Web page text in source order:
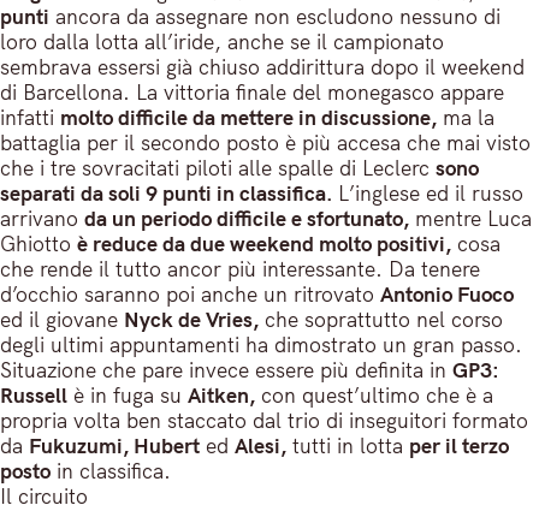
punti ancora da assegnare non escludono nessuno di
loro dalla lotta all’iride, anche se il campionato
sembrava essersi già chiuso addirittura dopo il weekend
di Barcellona. La vittoria finale del monegasco appare
infatti molto difficile da mettere in discussione, ma la
battaglia per il secondo posto è più accesa che mai visto
che i tre sovracitati piloti alle spalle di Leclerc sono
separati da soli 9 punti in classifica. L’inglese ed il russo
arrivano da un periodo difficile e sfortunato, mentre Luca
Ghiotto è reduce da due weekend molto positivi, cosa
che rende il tutto ancor più interessante. Da tenere
d’occhio saranno poi anche un ritrovato Antonio Fuoco
ed il giovane Nyck de Vries, che soprattutto nel corso
degli ultimi appuntamenti ha dimostrato un gran passo.
Situazione che pare invece essere più definita in GP3:
Russell è in fuga su Aitken, con quest’ultimo che è a
propria volta ben staccato dal trio di inseguitori formato
da Fukuzumi, Hubert ed Alesi, tutti in lotta per il terzo
posto in classifica.
Il circuito